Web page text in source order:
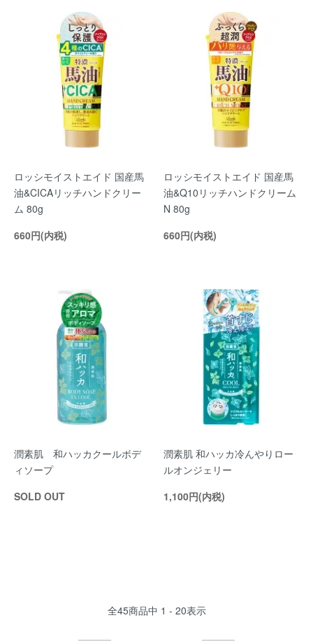
ロッシモイストエイド 国産馬
油&CICAリッチハンドクリー
ム 80g
660円(内税)
ロッシモイストエイド 国産馬
油&Q10リッチハンドクリーム
N 80g
660円(内税)
潤素肌 和ハッカクールボデ
ィソープ
SOLD OUT
潤素肌 和ハッカ冷んやりロー
ルオンジェリー
1,100円(内税)
全45商品中 1 - 20表示